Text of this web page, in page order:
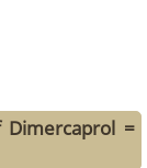
=